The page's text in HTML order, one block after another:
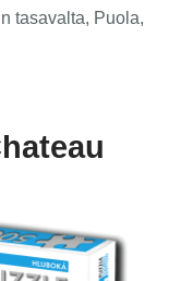
tasavalta, Puola,